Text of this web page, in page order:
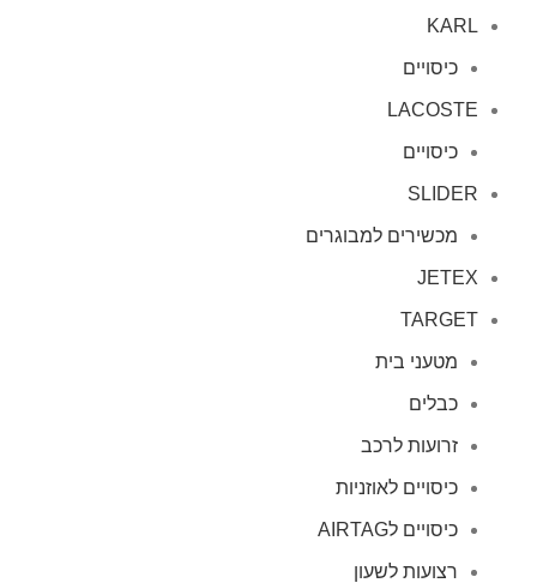
KARL
כיסויים
LACOSTE
כיסויים
SLIDER
מכשירים למבוגרים
JETEX
TARGET
מטעני בית
כבלים
זרועות לרכב
כיסויים לאוזניות
כיסויים לAIRTAG
רצועות לשעון